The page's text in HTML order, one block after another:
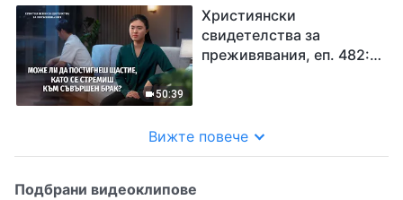
50:39
Християнски
свидетелства за
преживявания, еп. 482:
брак?
Вижте повече
Подбрани видеоклипове